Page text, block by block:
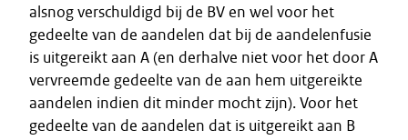
alsnog verschuldigd bij de BV en wel voor het
gedeelte van de aandelen dat bij de aandelenfusie
is uitgereikt aan A (en derhalve niet voor het door A
vervreemde gedeelte van de aan hem uitgereikte
aandelen indien dit minder mocht zijn). Voor het
gedeelte van de aandelen dat is uitgereikt aan B